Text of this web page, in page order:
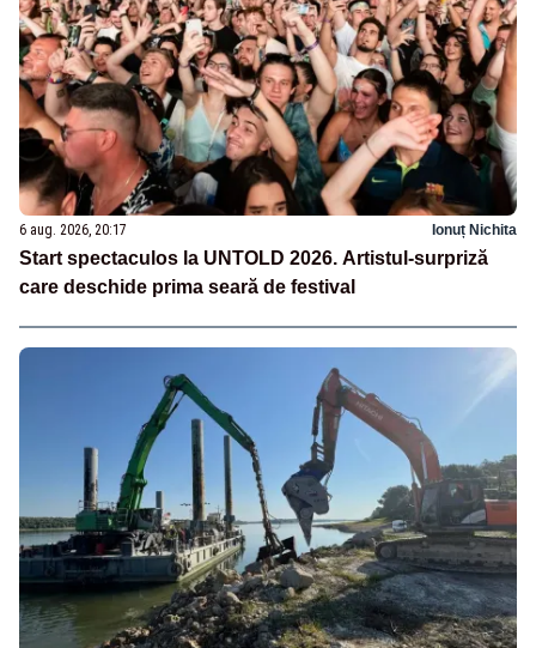
6 aug. 2026, 20:17 Ionuț Nichita
Start spectaculos la UNTOLD 2026. Artistul-surpriză
care deschide prima seară de festival